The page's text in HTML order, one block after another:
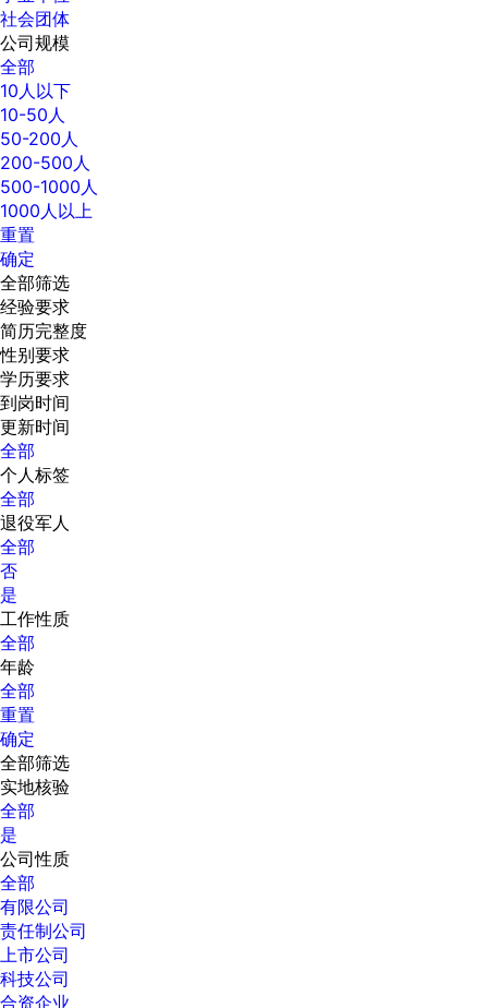
社会团体
公司规模
全部
10人以下
10-50人
50-200人
200-500人
500-1000人
1000人以上
重置
确定
全部筛选
经验要求
简历完整度
性别要求
学历要求
到岗时间
更新时间
全部
个人标签
全部
退役军人
全部
否
是
工作性质
全部
年龄
全部
重置
确定
全部筛选
实地核验
全部
是
公司性质
全部
有限公司
责任制公司
上市公司
科技公司
合资企业